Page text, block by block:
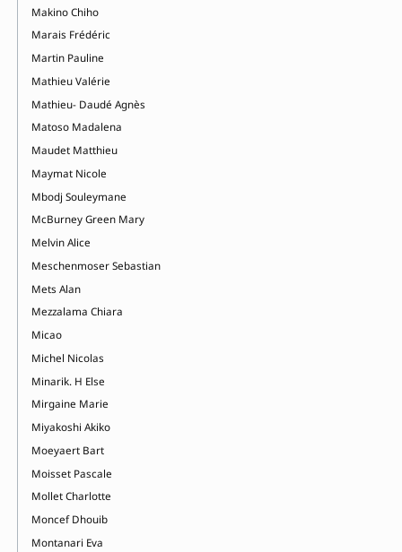
Makino Chiho
Marais Frédéric
Martin Pauline
Mathieu Valérie
Mathieu- Daudé Agnès
Matoso Madalena
Maudet Matthieu
Maymat Nicole
Mbodj Souleymane
McBurney Green Mary
Melvin Alice
Meschenmoser Sebastian
Mets Alan
Mezzalama Chiara
Micao
Michel Nicolas
Minarik. H Else
Mirgaine Marie
Miyakoshi Akiko
Moeyaert Bart
Moisset Pascale
Mollet Charlotte
Moncef Dhouib
Montanari Eva